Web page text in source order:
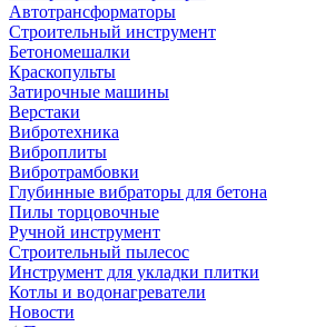
Автотрансформаторы
Строительный инструмент
Бетономешалки
Краскопульты
Затирочные машины
Верстаки
Вибротехника
Виброплиты
Вибротрамбовки
Глубинные вибраторы для бетона
Пилы торцовочные
Ручной инструмент
Строительный пылесос
Инструмент для укладки плитки
Котлы и водонагреватели
Новости